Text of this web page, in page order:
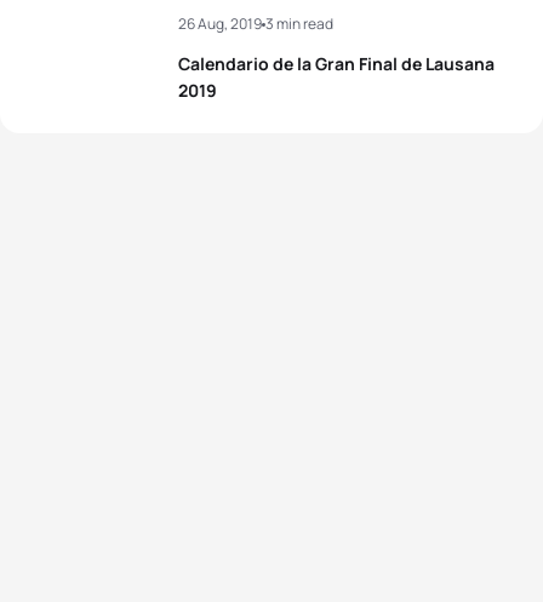
Calendario de la Gran Final de Lausana
2019
26 Aug, 20193 min read